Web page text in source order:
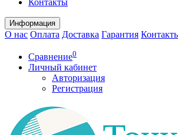
Контакты
Информация
О нас Оплата Доставка Гарантия
Сравнение0
Личный кабинет
Авторизация
Регистрация